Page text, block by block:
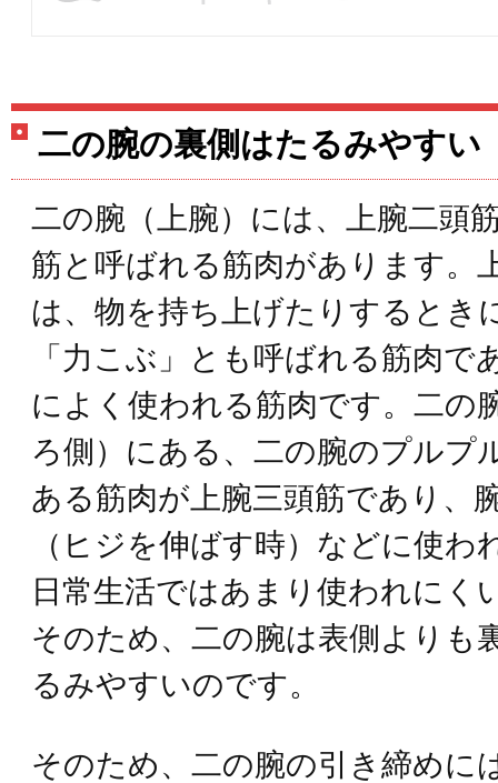
二の腕の裏側はたるみやすい
二の腕（上腕）には、上腕二頭
筋と呼ばれる筋肉があります。
は、物を持ち上げたりするとき
「力こぶ」とも呼ばれる筋肉で
によく使われる筋肉です。二の
ろ側）にある、二の腕のプルプ
ある筋肉が上腕三頭筋であり、
（ヒジを伸ばす時）などに使わ
日常生活ではあまり使われにく
そのため、二の腕は表側よりも
るみやすいのです。
そのため、二の腕の引き締めに